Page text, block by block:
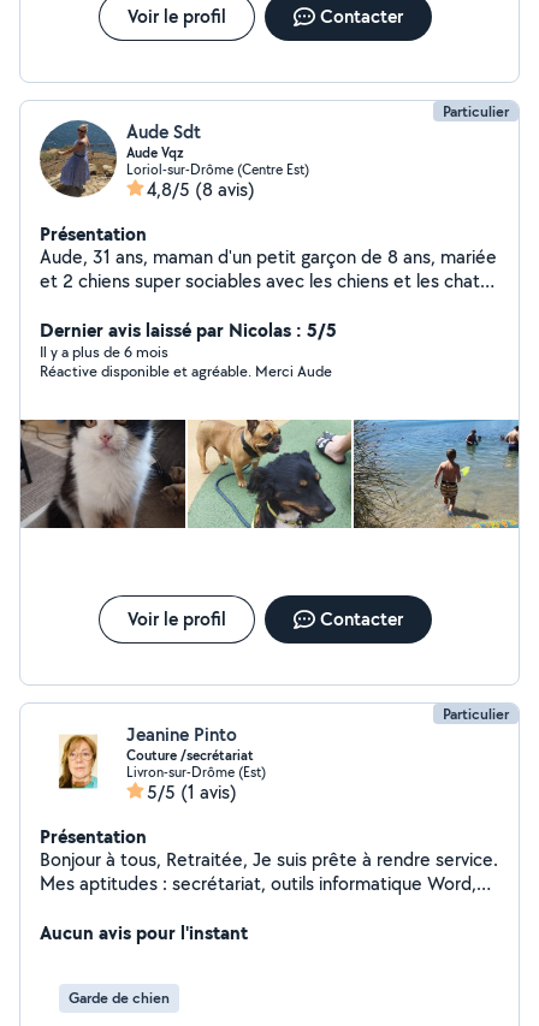
Voir le profil Contacter
Particulier
Aude Sdt
Aude Vqz
Loriol-sur-Drôme (Centre Est)
4,8/5 (8 avis)
Présentation
Aude, 31 ans, maman d'un petit garçon de 8 ans, mariée
et 2 chiens super sociables avec les chiens et les chats,
vos bêtes à pattes, si vous partez en vacances, ou
week-end. j'adore les animaux, et bien évidemment les
enfants.
Dernier avis laissé par Nicolas : 5/5
Il y a plus de 6 mois
Réactive disponible et agréable. Merci Aude
Voir le profil Contacter
Particulier
Jeanine Pinto
Couture /secrétariat
Livron-sur-Drôme (Est)
5/5 (1 avis)
Présentation
Bonjour à tous, Retraitée, Je suis prête à rendre service.
Mes aptitudes : secrétariat, outils informatique Word,
ameublement. J'adore les animaux, mais JE NE PEUX
chiennes avec des caractères différents et deux chats.
Aucun avis pour l'instant
Garde de chien